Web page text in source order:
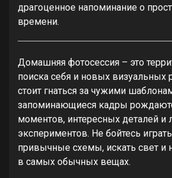
драгоценное напоминание о
времени.
Домашняя фотосессия – это
поиска себя и новых визуальных
стоит гнаться за чужими
запоминающиеся кадры
моментов, интересных деталей и
экспериментов. Не бойтесь
привычные схемы, искать свет и
в самых обычных вещах.